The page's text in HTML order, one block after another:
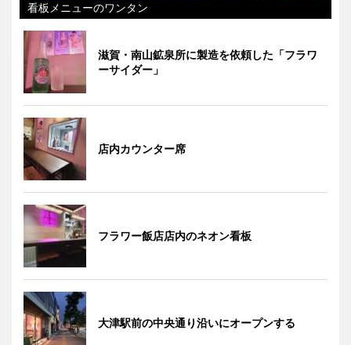
看板メニューのワンタン
滋賀・南山鉱泉所に製造を依頼した「フラワ
ーサイダー」
店内カウンター席
フラワー飯店店内のネオン看板
大津駅前の中央通り沿いにオープンする